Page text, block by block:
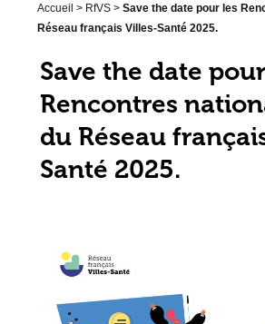
Accueil > RfVS> Save the date pour les
Réseau français Villes-Santé 2025.
Save the date
Rencontres
du Réseau
Santé 2025.